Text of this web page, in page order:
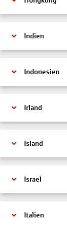
Indien
Indonesien
Irland
Island
Israel
Italien